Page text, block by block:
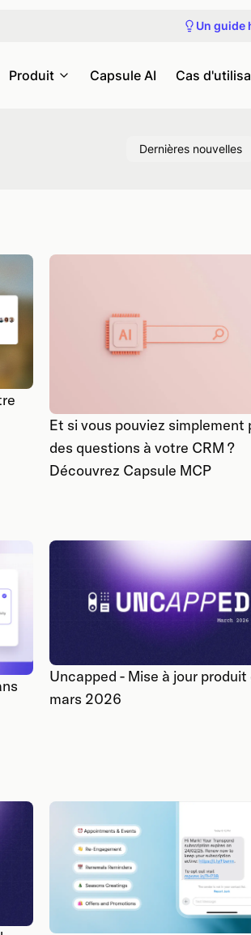
Un guide
Produit Capsule AI Cas
Dernières nouvelles
Et si vous pouviez simplement
des questions à votre CRM ?
Découvrez Capsule MCP
Uncapped - Mise à jour produit
mars 2026